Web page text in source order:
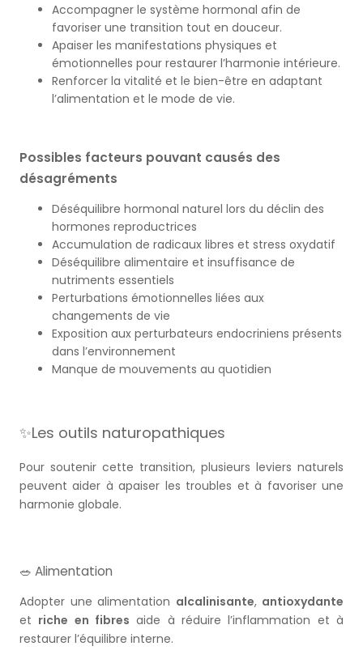
Accompagner le système hormonal afin de
favoriser une transition tout en douceur.
Apaiser les manifestations physiques et
émotionnelles pour restaurer l’harmonie intérieure.
Renforcer la vitalité et le bien-être en adaptant
l’alimentation et le mode de vie.
Possibles facteurs pouvant causés des
désagréments
Déséquilibre hormonal naturel lors du déclin des
hormones reproductrices
Accumulation de radicaux libres et stress oxydatif
Déséquilibre alimentaire et insuffisance de
nutriments essentiels
Perturbations émotionnelles liées aux
changements de vie
Exposition aux perturbateurs endocriniens présents
dans l’environnement
Manque de mouvements au quotidien
✨Les outils naturopathiques
Pour soutenir cette transition, plusieurs leviers naturels
peuvent aider à apaiser les troubles et à favoriser une
harmonie globale.
🥗 Alimentation
Adopter une alimentation alcalinisante, antioxydante
et riche en fibres aide à réduire l’inflammation et à
restaurer l’équilibre interne.